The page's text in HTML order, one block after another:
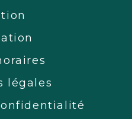
légales